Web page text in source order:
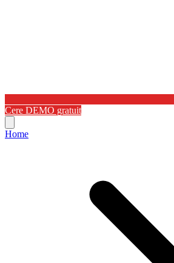
Cere DEMO gratuit
Home